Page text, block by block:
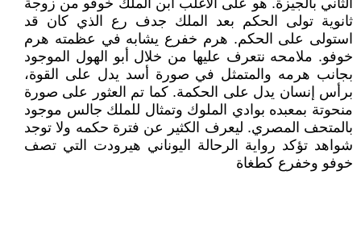
الثاني بالجيزة. هو على الأغلب ابن الملك خوفو من زوجة
ثانوية تولى الحكم بعد الملك جدف رع الذي كان قد
استولى على الحكم. هرم خفرع يشابه في عظمته هرم
خوفو. ملامحه نتعرف عليها من خلال أبو الهول الموجود
بجانب هرمه والمتمثل في صورة أسد يدل على القوة،
برأس إنسان يدل على الحكمة. كما تم العثور على صورة
منحوتة بمعبده بوادي الملوك وتمثال للملك جالس موجود
بالمتحف المصري. ليعرف الكثير عن فترة حكمه ولا توجد
شواهد تؤكد رواية الرحالة اليوناني هيرودت التي تصف
خوفو وخفرع كطغاة